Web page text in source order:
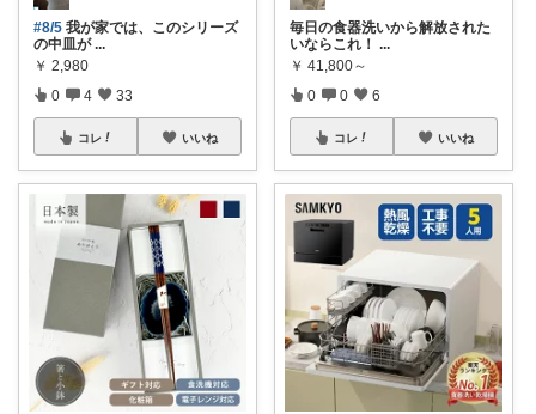
#8/5 我が家では、このシリーズ
の中皿が ...
￥ 2,980
0 4 33
コレ いいね
毎日の食器洗いから解放された
いならこれ！ ...
￥ 41,800～
0 0 6
コレ いいね